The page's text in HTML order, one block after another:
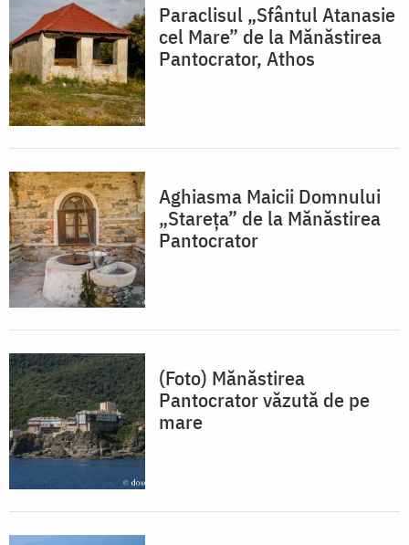
Paraclisul „Sfântul Atanasie
cel Mare” de la Mănăstirea
Pantocrator, Athos
Aghiasma Maicii Domnului
„Stareța” de la Mănăstirea
Pantocrator
(Foto) Mănăstirea
Pantocrator văzută de pe
mare